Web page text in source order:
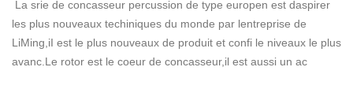
La srie de concasseur percussion de type europen est daspirer
les plus nouveaux techiniques du monde par lentreprise de
LiMing,iI est le plus nouveaux de produit et confi le niveaux le plus
avanc.Le rotor est le coeur de concasseur,il est aussi un ac